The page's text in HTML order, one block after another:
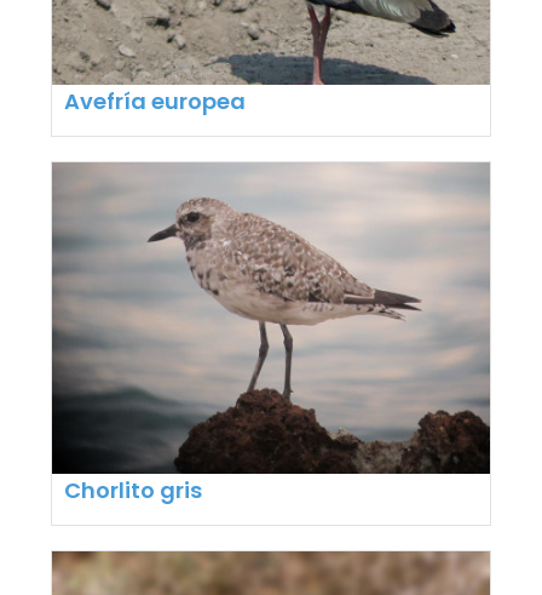
Avefría europea
Chorlito gris